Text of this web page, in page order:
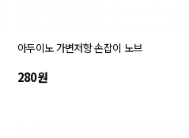
아두이노 가변저항 손잡이 노브
280원